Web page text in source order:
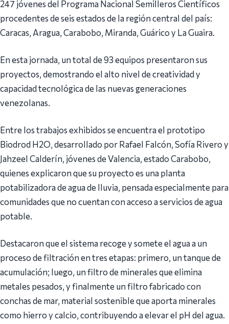
247 jóvenes del Programa Nacional Semilleros Científicos
procedentes de seis estados de la región central del país:
Caracas, Aragua, Carabobo, Miranda, Guárico y La Guaira.
En esta jornada, un total de 93 equipos presentaron sus
proyectos, demostrando el alto nivel de creatividad y
capacidad tecnológica de las nuevas generaciones
venezolanas.
Entre los trabajos exhibidos se encuentra el prototipo
Biodrod H2O, desarrollado por Rafael Falcón, Sofía Rivero y
Jahzeel Calderín, jóvenes de Valencia, estado Carabobo,
quienes explicaron que su proyecto es una planta
potabilizadora de agua de lluvia, pensada especialmente para
comunidades que no cuentan con acceso a servicios de agua
potable.
Destacaron que el sistema recoge y somete el agua a un
proceso de filtración en tres etapas: primero, un tanque de
acumulación; luego, un filtro de minerales que elimina
metales pesados, y finalmente un filtro fabricado con
conchas de mar, material sostenible que aporta minerales
como hierro y calcio, contribuyendo a elevar el pH del agua.